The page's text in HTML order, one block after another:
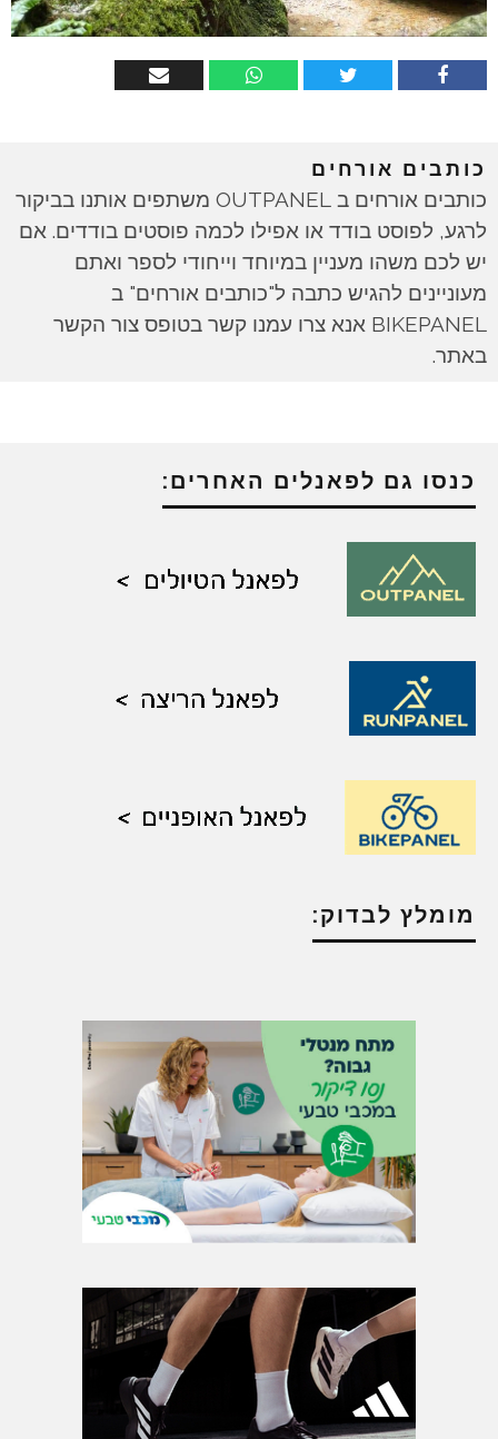
כותבים אורחים
כותבים אורחים ב OUTPANEL משתפים אותנו בביקור
לרגע, לפוסט בודד או אפילו לכמה פוסטים בודדים. אם
יש לכם משהו מעניין במיוחד וייחודי לספר ואתם
מעוניינים להגיש כתבה ל"כותבים אורחים" ב
BIKEPANEL אנא צרו עמנו קשר בטופס צור הקשר
באתר.
כנסו גם לפאנלים האחרים:
מומלץ לבדוק: